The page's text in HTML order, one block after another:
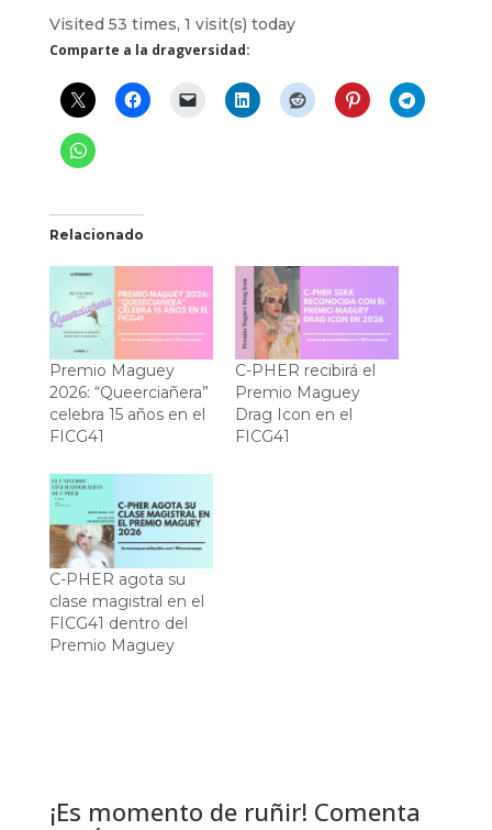
Visited 53 times, 1 visit(s) today
Comparte a la dragversidad:
Relacionado
Premio Maguey
2026: “Queerciañera”
celebra 15 años en el
FICG41
C-PHER recibirá el
Premio Maguey
Drag Icon en el
FICG41
C-PHER agota su
clase magistral en el
FICG41 dentro del
Premio Maguey
¡Es momento de ruñir! Comenta